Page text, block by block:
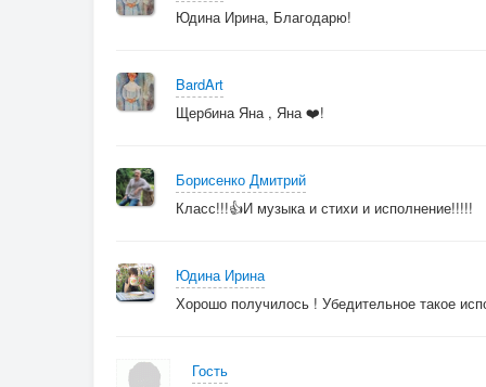
Юдина Ирина, Благодарю!
BardArt
Щербина Яна , Яна ❤️!
Борисенко Дмитрий
Класс!!!👍И музыка и стихи и исполнение!!!!!
Юдина Ирина
Хорошо получилось ! Убедительное такое
Гость